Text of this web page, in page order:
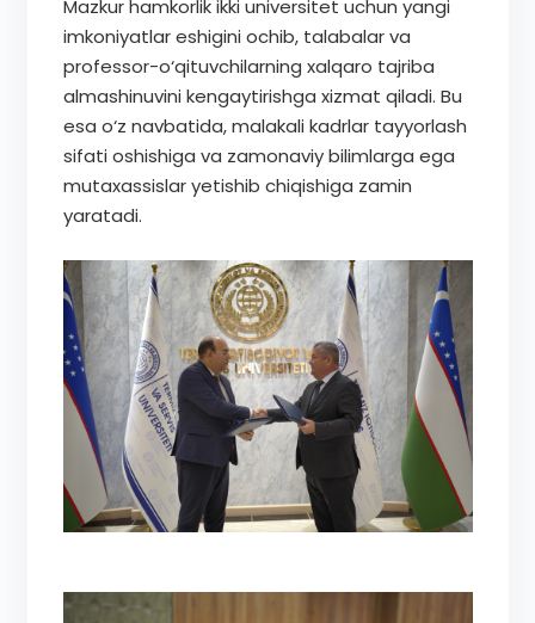
Mazkur hamkorlik ikki universitet uchun yangi
imkoniyatlar eshigini ochib, talabalar va
professor-o‘qituvchilarning xalqaro tajriba
almashinuvini kengaytirishga xizmat qiladi. Bu
esa o‘z navbatida, malakali kadrlar tayyorlash
sifati oshishiga va zamonaviy bilimlarga ega
mutaxassislar yetishib chiqishiga zamin
yaratadi.